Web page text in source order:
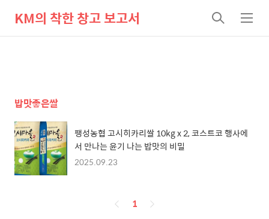
KM의 착한 창고 보고서
검
색
메
뉴
밥맛좋은쌀
팽성농협 고시히카리쌀 10kg x 2, 코스트코 행사에
서 만나는 윤기 나는 밥맛의 비밀
2025.09.23
페
1